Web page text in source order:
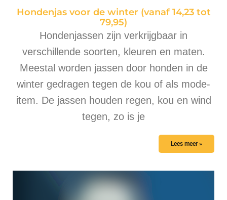
Hondenjas voor de winter (vanaf 14,23 tot
79,95)
Hondenjassen zijn verkrijgbaar in
verschillende soorten, kleuren en maten.
Meestal worden jassen door honden in de
winter gedragen tegen de kou of als mode-
item. De jassen houden regen, kou en wind
tegen, zo is je
Lees meer »